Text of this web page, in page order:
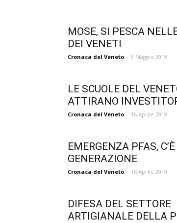
MOSE, SI PESCA
DEI VENETI
Cronaca del Veneto - 9 Maggio 2019
LE SCUOLE DEL
ATTIRANO
Cronaca del Veneto - 16 Aprile 2019
EMERGENZA PFAS,
GENERAZIONE
Cronaca del Veneto - 16 Aprile 2019
DIFESA DEL SETTORE
ARTIGIANALE DELLA